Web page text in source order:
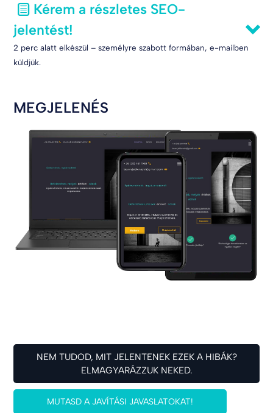
Kérem a részletes SEO-
jelentést!
2 perc alatt elkészül – személyre szabott formában, e-mailben
küldjük.
MEGJELENÉS
NEM TUDOD, MIT JELENTENEK EZEK A HIBÁK?
ELMAGYARÁZZUK NEKED.
MUTASD A JAVÍTÁSI JAVASLATOKAT!